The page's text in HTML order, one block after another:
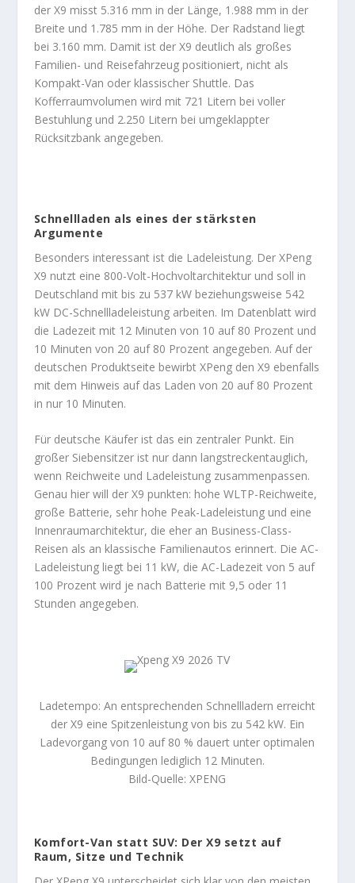
der X9 misst 5.316 mm in der Länge, 1.988 mm in der
Breite und 1.785 mm in der Höhe. Der Radstand liegt
bei 3.160 mm. Damit ist der X9 deutlich als großes
Familien- und Reisefahrzeug positioniert, nicht als
Kompakt-Van oder klassischer Shuttle. Das
Kofferraumvolumen wird mit 721 Litern bei voller
Bestuhlung und 2.250 Litern bei umgeklappter
Rücksitzbank angegeben.
Schnellladen als eines der stärksten
Argumente
Besonders interessant ist die Ladeleistung. Der XPeng
X9 nutzt eine 800-Volt-Hochvoltarchitektur und soll in
Deutschland mit bis zu 537 kW beziehungsweise 542
kW DC-Schnellladeleistung arbeiten. Im Datenblatt wird
die Ladezeit mit 12 Minuten von 10 auf 80 Prozent und
10 Minuten von 20 auf 80 Prozent angegeben. Auf der
deutschen Produktseite bewirbt XPeng den X9 ebenfalls
mit dem Hinweis auf das Laden von 20 auf 80 Prozent
in nur 10 Minuten.
Für deutsche Käufer ist das ein zentraler Punkt. Ein
großer Siebensitzer ist nur dann langstreckentauglich,
wenn Reichweite und Ladeleistung zusammenpassen.
Genau hier will der X9 punkten: hohe WLTP-Reichweite,
große Batterie, sehr hohe Peak-Ladeleistung und eine
Innenraumarchitektur, die eher an Business-Class-
Reisen als an klassische Familienautos erinnert. Die AC-
Ladeleistung liegt bei 11 kW, die AC-Ladezeit von 5 auf
100 Prozent wird je nach Batterie mit 9,5 oder 11
Stunden angegeben.
Ladetempo: An entsprechenden Schnellladern erreicht
der X9 eine Spitzenleistung von bis zu 542 kW. Ein
Ladevorgang von 10 auf 80 % dauert unter optimalen
Bedingungen lediglich 12 Minuten.
Bild-Quelle: XPENG
Komfort-Van statt SUV: Der X9 setzt auf
Raum, Sitze und Technik